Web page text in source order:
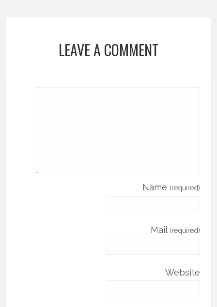
LEAVE A COMMENT
Name (required)
Mail (required)
Website